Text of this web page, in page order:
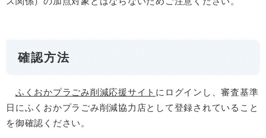
確認方法
ふくおかプラごみ削減応援サイト にログインし、審査基準
日にふくおかプラごみ削減協力店として登録されていること
を御確認ください。